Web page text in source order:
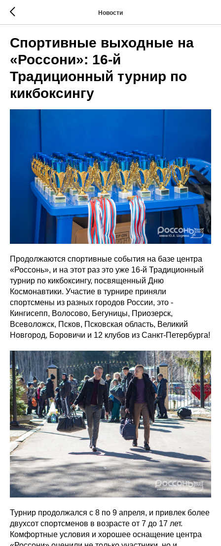
Новости
Спортивные выходные на
«Россони»: 16-й
Традиционный турнир по
кикбоксингу
Продолжаются спортивные события на базе центра
«Россонь», и на этот раз это уже 16-й Традиционный
турнир по кикбоксингу, посвященный Дню
Космонавтики. Участие в турнире приняли
спортсмены из разных городов России, это -
Кингисепп, Волосово, Бегуницы, Приозерск,
Всеволожск, Псков, Псковская область, Великий
Новгород, Боровичи и 12 клубов из Санкт-Петербурга!
Турнир продолжался с 8 по 9 апреля, и привлек более
двухсот спортсменов в возрасте от 7 до 17 лет.
Комфортные условия и хорошее оснащение центра